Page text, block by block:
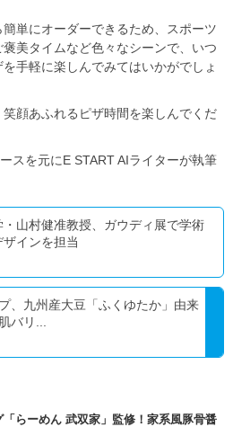
単にオーダーできるため、スポーツ
美タイムなど色々なシーンで、いつ
手軽に楽しんでみてはいかがでしょ
顔あふれるピザ時間を楽しんでくだ
スを元にE START AIライターが執筆
山村健准教授、ガウディ展で学術
インを担当
、九州産大豆「ふくゆたか」由来
バリ...
「らーめん 武双家」監修！家系風豚骨醤